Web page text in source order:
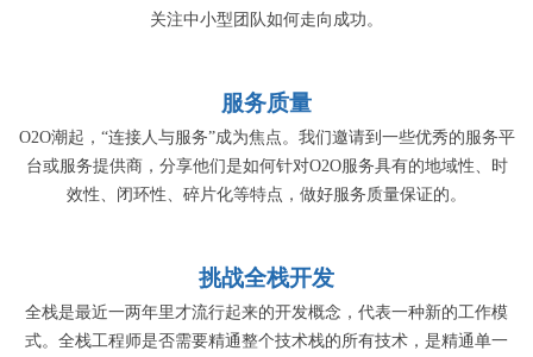
关注中小型团队如何走向成功。
服务质量
O2O潮起，“连接人与服务”成为焦点。我们邀请到一些优秀的服务平
台或服务提供商，分享他们是如何针对O2O服务具有的地域性、时
效性、闭环性、碎片化等特点，做好服务质量保证的。
挑战全栈开发
全栈是最近一两年里才流行起来的开发概念，代表一种新的工作模
式。全栈工程师是否需要精通整个技术栈的所有技术，是精通单一